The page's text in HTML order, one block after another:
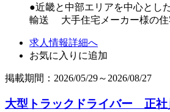
●近畿と中部エリアを中心とし
輸送 大手住宅メーカー様の住
求人情報詳細へ
お気に入りに追加
掲載期間：2026/05/29～2026/08/27
大型トラックドライバー 正社